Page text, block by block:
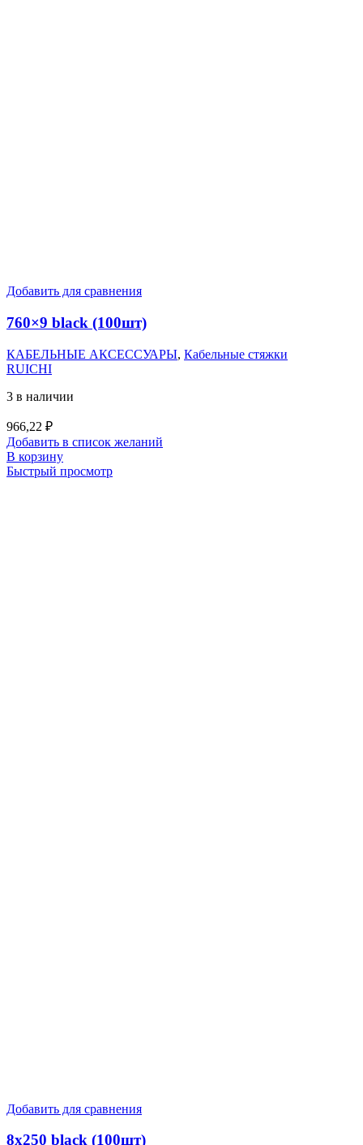
Добавить для сравнения
760×9 black (100шт)
КАБЕЛЬНЫЕ АКСЕССУАРЫ, Кабельные стяжки
RUICHI
3 в наличии
966,22 ₽
Добавить в список желаний
В корзину
Быстрый просмотр
Добавить для сравнения
8х250 black (100шт)